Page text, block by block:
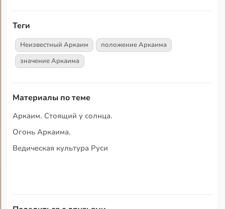
Теги
Неизвестный Аркаим
положение Аркаима
значение Аркаима
Материалы по теме
Аркаим. Стоящий у солнца.
Огонь Аркаима.
Ведическая культура Руси